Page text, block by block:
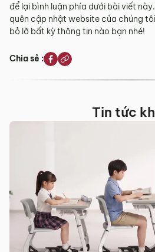
để lại bình luận phía dưới bài viết
quên cập nhật website của chúng
bỏ lỡ bất kỳ thông tin nào bạn nhé!
Chia sẻ :
Tin tức